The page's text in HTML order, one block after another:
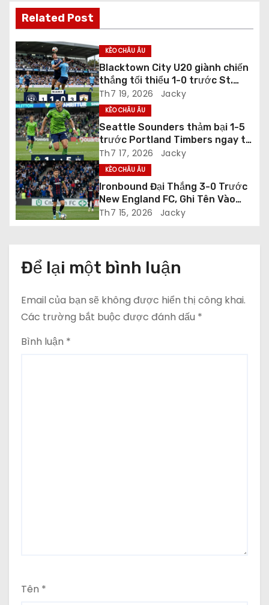
ớ
n
g
b
à
i
v
i
ế
Related Post
KÈO CHÂU ÂU
Blacktown City U20 giành chiến
thắng tối thiểu 1-0 trước St.
George City U20 ở vòng Regular
Season
Th7 19, 2026 Jacky
KÈO CHÂU ÂU
Seattle Sounders thảm bại 1-5
trước Portland Timbers ngay tại
Lumen Field
Th7 17, 2026 Jacky
KÈO CHÂU ÂU
Ironbound Đại Thắng 3-0 Trước
New England FC, Ghi Tên Vào
Vòng Playoff USL League Two
Th7 15, 2026 Jacky
Để lại một bình luận
Email của bạn sẽ không được hiển thị công khai.
Các trường bắt buộc được đánh dấu *
Bình luận *
Tên *